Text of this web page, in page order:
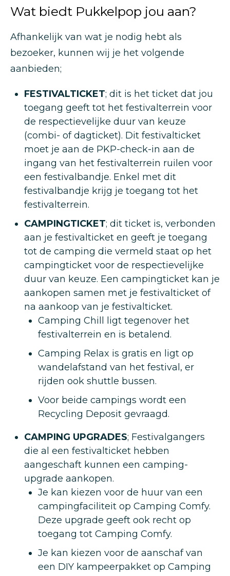
Wat biedt Pukkelpop jou aan?
Afhankelijk van wat je nodig hebt als
bezoeker, kunnen wij je het volgende
aanbieden;
FESTIVALTICKET; dit is het ticket dat jou
toegang geeft tot het festivalterrein voor
de respectievelijke duur van keuze
(combi- of dagticket). Dit festivalticket
moet je aan de PKP-check-in aan de
ingang van het festivalterrein ruilen voor
een festivalbandje. Enkel met dit
festivalbandje krijg je toegang tot het
festivalterrein.
CAMPINGTICKET; dit ticket is, verbonden
aan je festivalticket en geeft je toegang
tot de camping die vermeld staat op het
campingticket voor de respectievelijke
duur van keuze. Een campingticket kan je
aankopen samen met je festivalticket of
na aankoop van je festivalticket.
Camping Chill ligt tegenover het
festivalterrein en is betalend.
Camping Relax is gratis en ligt op
wandelafstand van het festival, er
rijden ook shuttle bussen.
Voor beide campings wordt een
Recycling Deposit gevraagd.
CAMPING UPGRADES; Festivalgangers
die al een festivalticket hebben
aangeschaft kunnen een camping-
upgrade aankopen.
Je kan kiezen voor de huur van een
campingfaciliteit op Camping Comfy.
Deze upgrade geeft ook recht op
toegang tot Camping Comfy.
Je kan kiezen voor de aanschaf van
een DIY kampeerpakket op Camping